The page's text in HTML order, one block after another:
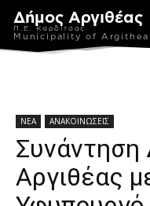
Δήμος Αργιθέας
Π.Ε. Καρδίτσας
Municipality of Argithea
ΝΕΑ ΑΝΑΚΟΙΝΩΣΕΙΣ
Συνάντηση
Αργιθέας